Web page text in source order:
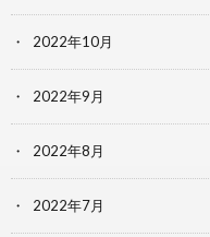
2022年10月
2022年9月
2022年8月
2022年7月